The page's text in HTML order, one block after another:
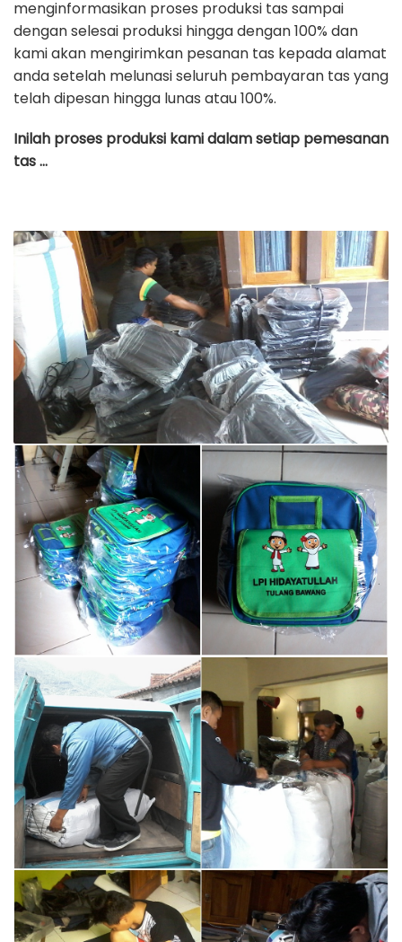
menginformasikan proses produksi tas sampai
dengan selesai produksi hingga dengan 100% dan
kami akan mengirimkan pesanan tas kepada alamat
anda setelah melunasi seluruh pembayaran tas yang
telah dipesan hingga lunas atau 100%.
Inilah proses produksi kami dalam setiap pemesanan
tas …